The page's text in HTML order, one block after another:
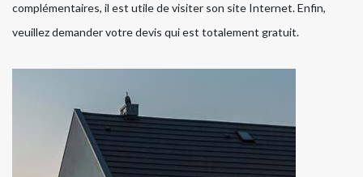
complémentaires, il est utile de visiter son site Internet. Enfin,
veuillez demander votre devis qui est totalement gratuit.